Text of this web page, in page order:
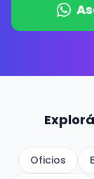
Oficios